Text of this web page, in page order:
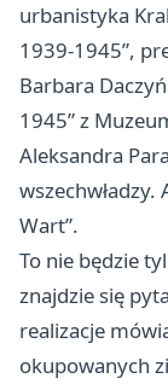
urbanistyka
1939-1945”,
Barbara
1945” z
Aleksandra
Wart”.
To nie będzie
znajdzie się
realizacje
okupowanych